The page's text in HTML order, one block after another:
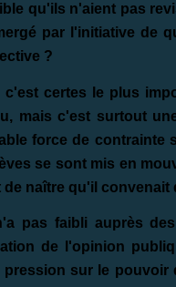
qu'ils n'aient pas
par l'initiative de
?
certes le plus
mais c'est surtout
force de
se sont mis en
naître qu'il
pas faibli auprès
de l'opinion
sur le